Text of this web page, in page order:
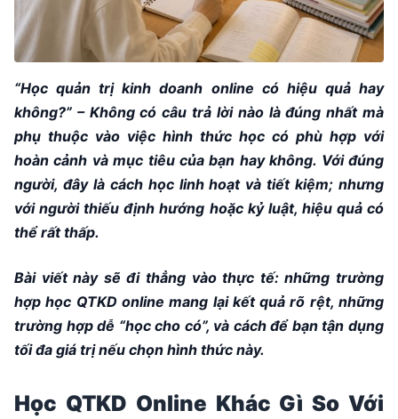
“Học quản trị kinh doanh online có hiệu quả hay
không?” – Không có câu trả lời nào là đúng nhất mà
phụ thuộc vào việc hình thức học có phù hợp với
hoàn cảnh và mục tiêu của bạn hay không. Với đúng
người, đây là cách học linh hoạt và tiết kiệm; nhưng
với người thiếu định hướng hoặc kỷ luật, hiệu quả có
thể rất thấp.
Bài viết này sẽ đi thẳng vào thực tế: những trường
hợp học QTKD online mang lại kết quả rõ rệt, những
trường hợp dễ “học cho có”, và cách để bạn tận dụng
tối đa giá trị nếu chọn hình thức này.
Học QTKD Online Khác Gì So Với